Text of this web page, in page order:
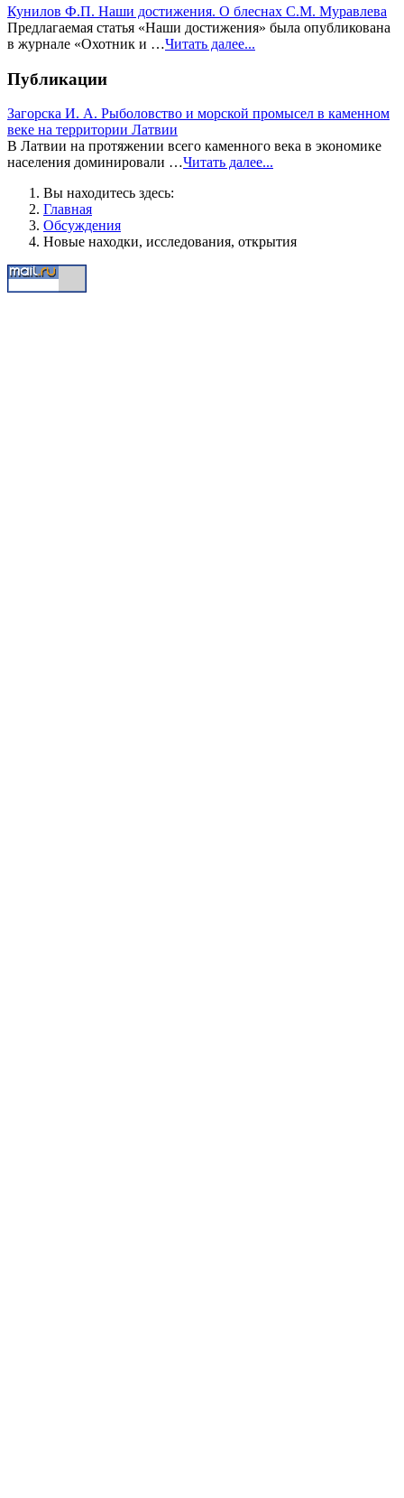
Кунилов Ф.П. Наши достижения. О блеснах С.М. Муравлева
Предлагаемая статья «Наши достижения» была опубликована
в жур­нале «Охотник и …Читать далее...
Публикации
Загорска И. А. Рыболовство и морской промысел в каменном
веке на территории Латвии
В Латвии на протяжении всего каменного века в экономике
населения доминировали …Читать далее...
Вы находитесь здесь:
Главная
Обсуждения
Новые находки, исследования, открытия